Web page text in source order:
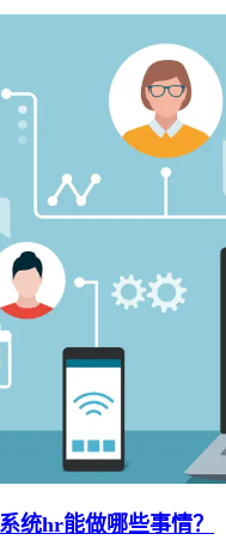
统hr能做哪些事情？